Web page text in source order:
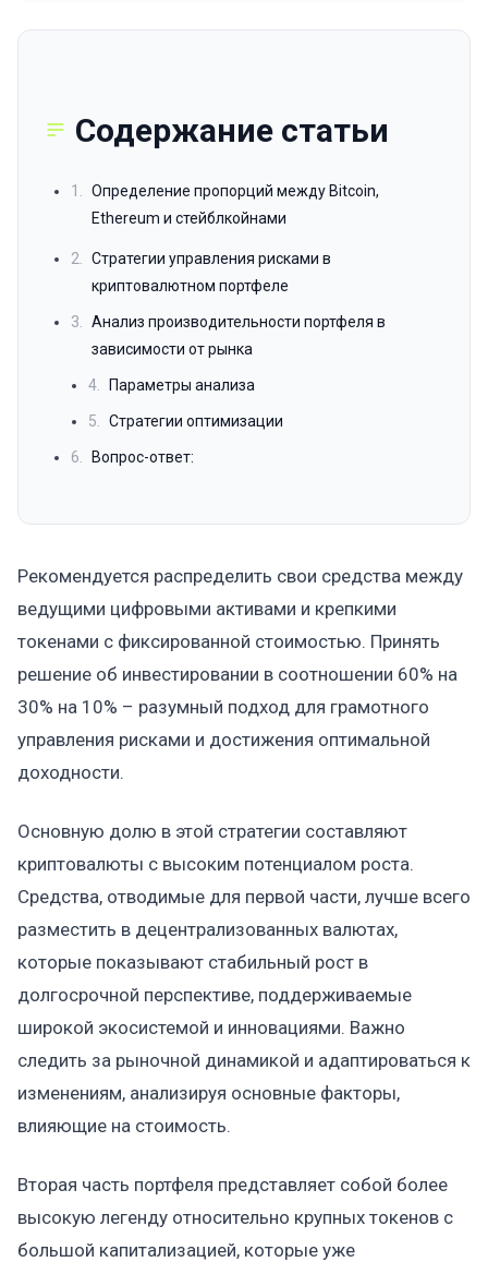
Содержание статьи
1.
Определение пропорций между Bitcoin,
Ethereum и стейблкойнами
2.
Стратегии управления рисками в
криптовалютном портфеле
3.
Анализ производительности портфеля в
зависимости от рынка
4. Параметры анализа
5. Стратегии оптимизации
6. Вопрос-ответ:
Рекомендуется распределить свои средства между
ведущими цифровыми активами и крепкими
токенами с фиксированной стоимостью. Принять
решение об инвестировании в соотношении 60% на
30% на 10% – разумный подход для грамотного
управления рисками и достижения оптимальной
доходности.
Основную долю в этой стратегии составляют
криптовалюты с высоким потенциалом роста.
Средства, отводимые для первой части, лучше всего
разместить в децентрализованных валютах,
которые показывают стабильный рост в
долгосрочной перспективе, поддерживаемые
широкой экосистемой и инновациями. Важно
следить за рыночной динамикой и адаптироваться к
изменениям, анализируя основные факторы,
влияющие на стоимость.
Вторая часть портфеля представляет собой более
высокую легенду относительно крупных токенов с
большой капитализацией, которые уже